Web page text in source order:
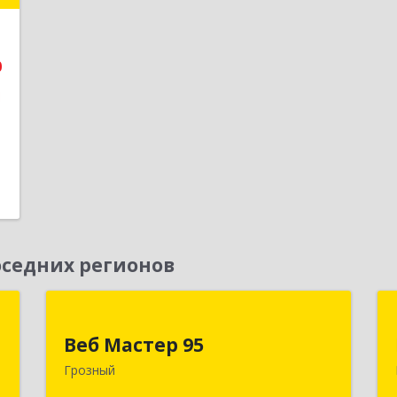
регионов
Веб Мастер 95
Грозный
364050, Чеченская Респ, Грозный г,